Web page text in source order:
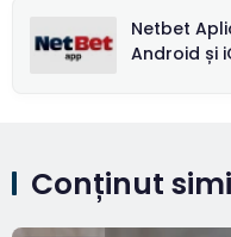
Netbet
Android și
Conținut